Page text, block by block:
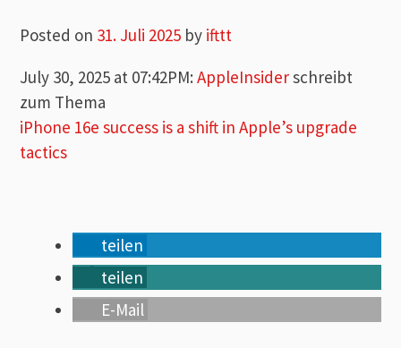
Posted on 31. Juli 2025 by ifttt
July 30, 2025 at 07:42PM:AppleInsiderschreibt
zum Thema
iPhone 16e success is a shift in Apple’s upgrade
tactics
teilen
teilen
E-Mail